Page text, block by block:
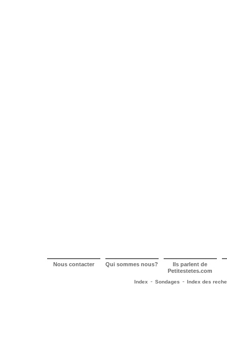
Nous contacter Qui sommes nous? Ils parlent de
Petitestetes.com
Index - Sondages - Index des